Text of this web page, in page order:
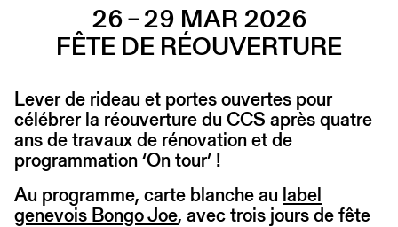
26 – 29 MAR 2026
FÊTE DE RÉOUVERTURE
Lever de rideau et portes ouvertes pour
célébrer la réouverture du CCS après quatre
ans de travaux de rénovation et de
programmation ‘On tour’ !
Au programme, carte blanche au label
genevois Bongo Joe, avec trois jours de fête